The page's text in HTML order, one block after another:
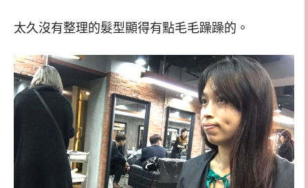
太久沒有整理的髮型顯得有點毛毛躁躁的。